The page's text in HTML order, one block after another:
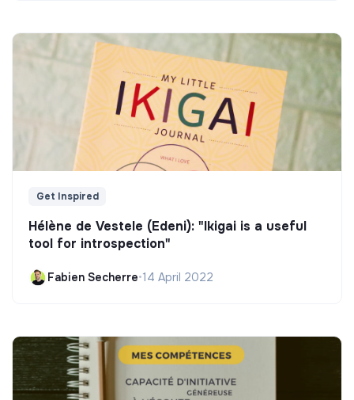
Get Inspired
Hélène de Vestele (Edeni): "Ikigai is a useful
tool for introspection"
Fabien Secherre•14 April 2022